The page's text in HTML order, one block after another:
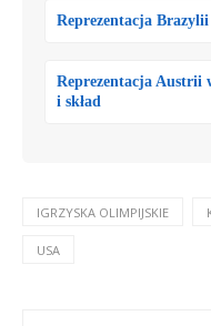
Reprezentacja
Reprezentacja Austrii
i skład
IGRZYSKA OLIMPIJSKIE
USA